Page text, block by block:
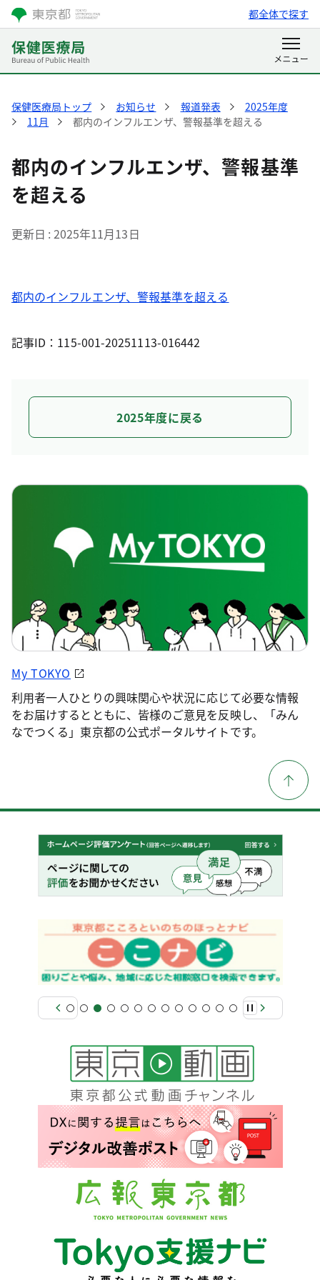
都全体で探す
保健医療局トップ お知らせ 報道発表
2025年度
11月
都内のインフルエンザ、警報基準を超える
都内のインフルエンザ、警報基準
を超える
更新日 2025年11月13日
都内のインフルエンザ、警報基準を超える
記事ID：115-001-20251113-016442
2025年度に戻る
My TOKYO
利用者一人ひとりの興味関心や状況に応じて必要な情報
をお届けするとともに、皆様のご意見を反映し、「みん
なでつくる」東京都の公式ポータルサイトです。